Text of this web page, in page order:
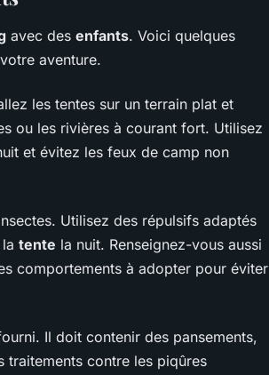
avec des enfants. Voici quelques
aventure.
les tentes sur un terrain plat et
ou les rivières à courant fort. Utilisez
et évitez les feux de camp non
Utilisez des répulsifs adaptés
tente la nuit. Renseignez-vous aussi
comportements à adopter pour éviter
Il doit contenir des pansements,
traitements contre les piqûres